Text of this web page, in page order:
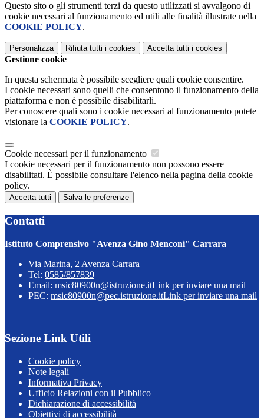
Questo sito o gli strumenti terzi da questo utilizzati si avvalgono di
cookie necessari al funzionamento ed utili alle finalità illustrate nella
COOKIE POLICY.
Personalizza Rifiuta tutti i cookies Accetta tutti i cookies
Gestione cookie
In questa schermata è possibile scegliere quali cookie consentire.
I cookie necessari sono quelli che consentono il funzionamento della
piattaforma e non è possibile disabilitarli.
Per conoscere quali sono i cookie necessari al funzionamento potete
visionare la COOKIE POLICY.
Cookie necessari per il funzionamento
I cookie necessari per il funzionamento non possono essere
disabilitati. È possibile consultare l'elenco nella pagina della cookie
policy.
Accetta tutti Salva le preferenze
Contatti
Istituto Comprensivo "Avenza Gino Menconi" Carrara
Via Marina, 2 Avenza Carrara
Tel: 0585/857839
Email: msic80900n@istruzione.itLink per inviare una mail
PEC: msic80900n@pec.istruzione.itLink per inviare una mail
Sezione Link Utili
Cookie policy
Note legali
Informativa Privacy
Ufficio Relazioni con il Pubblico
Dichiarazione di accessibilità
Obiettivi di accessibilità